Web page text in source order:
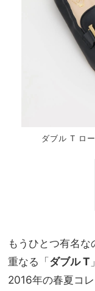
ダブル T ロ
もうひとつ有名
重なる「ダブル T
2016年の春夏コ